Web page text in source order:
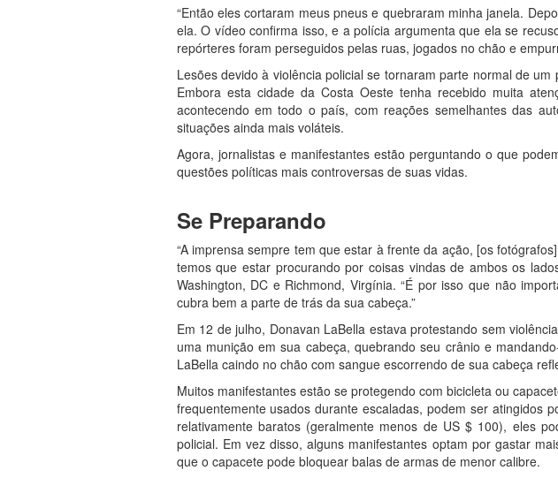
“Então eles cortaram meus pneus e quebraram minha janela.
ela. O vídeo confirma isso, e a polícia argumenta que ela se
repórteres foram perseguidos pelas ruas, jogados no chão e
Lesões devido à violência policial se tornaram parte normal de
Embora esta cidade da Costa Oeste tenha recebido muita
acontecendo em todo o país, com reações semelhantes das
situações ainda mais voláteis.
Agora, jornalistas e manifestantes estão perguntando o que
questões políticas mais controversas de suas vidas.
Se Preparando
“A imprensa sempre tem que estar à frente da ação, [os
temos que estar procurando por coisas vindas de ambos os
Washington, DC e Richmond, Virgínia. “É por isso que não
cubra bem a parte de trás da sua cabeça.”
Em 12 de julho, Donavan LaBella estava protestando sem
uma munição em sua cabeça, quebrando seu crânio e
LaBella caindo no chão com sangue escorrendo de sua cabeça
Muitos manifestantes estão se protegendo com bicicleta ou
frequentemente usados durante escaladas, podem ser atingidos
relativamente baratos (geralmente menos de US $ 100), eles
policial. Em vez disso, alguns manifestantes optam por gastar
que o capacete pode bloquear balas de armas de menor calibre.